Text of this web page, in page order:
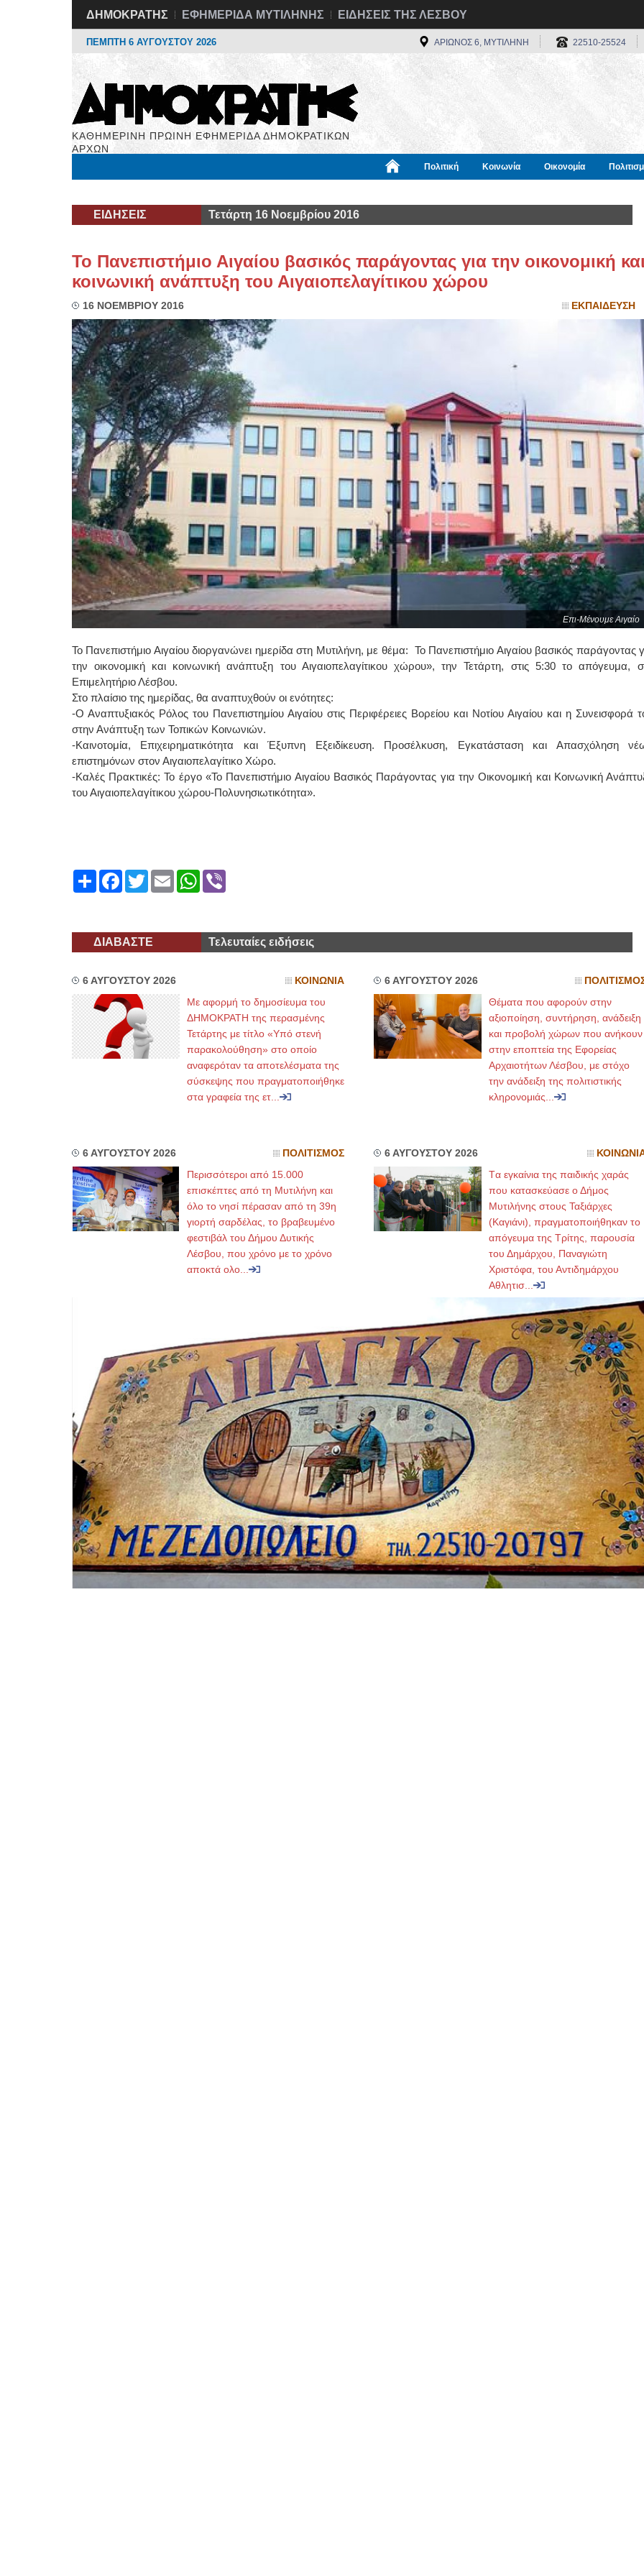
ΔΗΜΟΚΡΑΤΗΣ ΕΦΗΜΕΡΙΔΑ ΜΥΤΙΛΗΝΗΣ ΕΙΔΗΣΕΙΣ ΤΗΣ ΛΕΣΒΟΥ
ΠΕΜΠΤΗ 6 ΑΥΓΟΥΣΤΟΥ 2026 ΑΡΙΩΝΟΣ 6, ΜΥΤΙΛΗΝΗ 22510-25524
ΚΑΘΗΜΕΡΙΝΗ ΠΡΩΙΝΗ ΕΦΗΜΕΡΙΔΑ ΔΗΜΟΚΡΑΤΙΚΩΝ
ΑΡΧΩΝ
Πολιτική Κοινωνία Οικονομία
ΕΙΔΗΣΕΙΣ Τετάρτη 16 Νοεμβρίου 2016
Το Πανεπιστήμιο Αιγαίου βασικός παράγοντας για την οικονομική και
κοινωνική ανάπτυξη του Αιγαιοπελαγίτικου χώρου
16 ΝΟΕΜΒΡΙΟΥ 2016 ΕΚΠΑΙΔΕΥΣΗ
Επι-Μένουμε Αιγαίο
Το Πανεπιστήμιο Αιγαίου διοργανώνει ημερίδα στη Μυτιλήνη, με θέμα: Το Πανεπιστήμιο Αιγαίου βασικός παράγοντας
την οικονομική και κοινωνική ανάπτυξη του Αιγαιοπελαγίτικου χώρου», την Τετάρτη, στις 5:30 το απόγευμα,
Επιμελητήριο Λέσβου.
Στο πλαίσιο της ημερίδας, θα αναπτυχθούν οι ενότητες:
-Ο Αναπτυξιακός Ρόλος του Πανεπιστημίου Αιγαίου στις Περιφέρειες Βορείου και Νοτίου Αιγαίου και η Συνεισφορά
στην Ανάπτυξη των Τοπικών Κοινωνιών.
-Καινοτομία, Επιχειρηματικότητα και Έξυπνη Εξειδίκευση. Προσέλκυση, Εγκατάσταση και Απασχόληση
επιστημόνων στον Αιγαιοπελαγίτικο Χώρο.
-Καλές Πρακτικές: Το έργο «Το Πανεπιστήμιο Αιγαίου Βασικός Παράγοντας για την Οικονομική και Κοινωνική
του Αιγαιοπελαγίτικου χώρου-Πολυνησιωτικότητα».
ShareFacebook
TwitterEmailWhatsApp
Viber
ΔΙΑΒΑΣΤΕ Τελευταίες ειδήσεις
6 ΑΥΓΟΥΣΤΟΥ 2026 ΚΟΙΝΩΝΙΑ
Με αφορμή το δημοσίευμα του
ΔΗΜΟΚΡΑΤΗ της περασμένης
Τετάρτης με τίτλο «Υπό στενή
παρακολούθηση» στο οποίο
αναφερόταν τα αποτελέσματα της
σύσκεψης που πραγματοποιήθηκε
στα γραφεία της ετ...
6 ΑΥΓΟΥΣΤΟΥ 2026
Θέματα που αφορούν στην
αξιοποίηση, συντήρηση, ανάδειξη
και προβολή χώρων που ανήκουν
στην εποπτεία της Εφορείας
Αρχαιοτήτων Λέσβου, με στόχο
την ανάδειξη της πολιτιστικής
κληρονομιάς...
6 ΑΥΓΟΥΣΤΟΥ 2026 ΠΟΛΙΤΙΣΜΟΣ
Περισσότεροι από 15.000
επισκέπτες από τη Μυτιλήνη και
όλο το νησί πέρασαν από τη 39η
γιορτή σαρδέλας, το βραβευμένο
φεστιβάλ του Δήμου Δυτικής
Λέσβου, που χρόνο με το χρόνο
αποκτά ολο...
6 ΑΥΓΟΥΣΤΟΥ 2026
Tα εγκαίνια της παιδικής χαράς
που κατασκεύασε ο Δήμος
Μυτιλήνης στους Ταξιάρχες
(Καγιάνι), πραγματοποιήθηκαν το
απόγευμα της Τρίτης, παρουσία
του Δημάρχου, Παναγιώτη
Χριστόφα, του Αντιδημάρχου
Αθλητισ...
ΙΩΑΝΝΗΣ Α. ΜΑΛΛΙΑΣ
ΟΦΘΑΛΜΙΑΤΡΟΣ
Διδάκτωρ Ιατρικής Σχολής
Καλλιπόλεως 3,Νέα Σμύρνη,
τηλ:210-9320215